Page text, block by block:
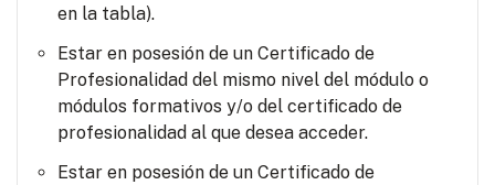
en la tabla).
Estar en posesión de un Certificado de
Profesionalidad del mismo nivel del módulo o
módulos formativos y/o del certificado de
profesionalidad al que desea acceder.
Estar en posesión de un Certificado de